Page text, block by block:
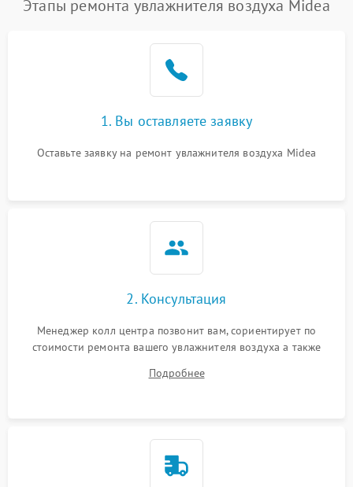
Этапы ремонта увлажнителя воздуха Midea
1. Вы оставляете заявку
Оставьте заявку на ремонт увлажнителя воздуха Midea
2. Консультация
Менеджер колл центра позвонит вам, сориентирует по
стоимости ремонта вашего увлажнителя воздуха а также
Подробнее